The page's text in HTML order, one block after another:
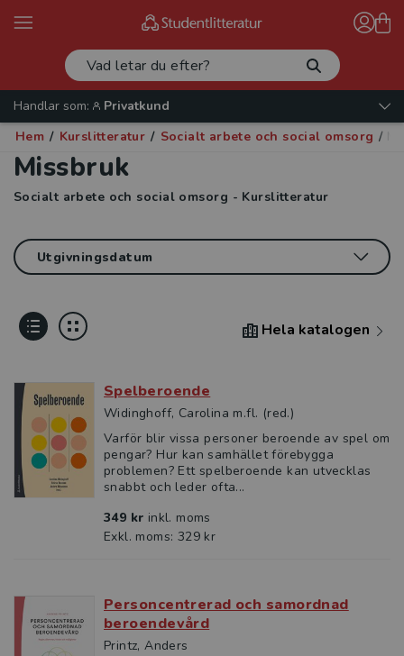
Handlar som:
Privatkund
Hem / Kurslitteratur / Socialt arbete och social omsorg /
Missbruk
Socialt arbete och social omsorg - Kurslitteratur
Hela katalogen
Spelberoende
Widinghoff, Carolina m.fl. (red.)
Varför blir vissa personer beroende av spel om
pengar? Hur kan samhället förebygga
problemen? Ett spelberoende kan utvecklas
snabbt och leder ofta...
349 kr inkl. moms
Exkl. moms: 329 kr
Personcentrerad och samordnad
beroendevård
Printz, Anders